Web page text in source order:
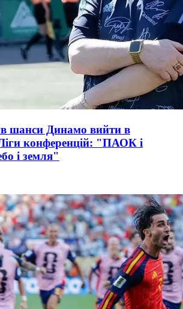
шанси Динамо вийти в
конференцій: "ПАОК і
і земля"